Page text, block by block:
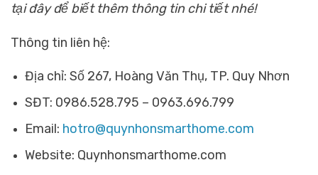
tại đây để biết thêm thông tin chi tiết nhé!
Thông tin liên hệ:
Địa chỉ: Số 267, Hoàng Văn Thụ, TP. Quy Nhơn
SĐT: 0986.528.795 – 0963.696.799
Email: hotro@quynhonsmarthome.com
Website: Quynhonsmarthome.com